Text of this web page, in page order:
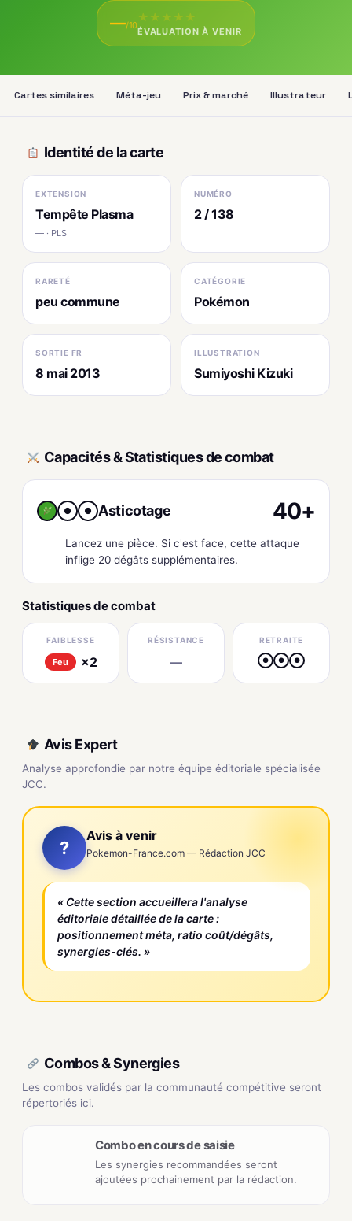
—/10
★ ★ ★ ★ ★
ÉVALUATION À VENIR
Cartes similaires Méta-jeu Prix & marché Illustrateur
Identité de la carte
EXTENSION
Tempête Plasma
— · PLS
NUMÉRO
2 / 138
RARETÉ
peu commune
CATÉGORIE
Pokémon
SORTIE FR
8 mai 2013
ILLUSTRATION
Sumiyoshi Kizuki
Capacités & Statistiques de combat
● ● Asticotage 40+
Lancez une pièce. Si c'est face, cette attaque
inflige 20 dégâts supplémentaires.
Statistiques de combat
FAIBLESSE
Feu ×2
RÉSISTANCE
—
RETRAITE
● ● ●
Avis Expert
Analyse approfondie par notre équipe éditoriale spécialisée
JCC.
?
Avis à venir
Pokemon-France.com — Rédaction JCC
« Cette section accueillera l'analyse
éditoriale détaillée de la carte :
positionnement méta, ratio coût/dégâts,
synergies-clés. »
Combos & Synergies
Les combos validés par la communauté compétitive seront
répertoriés ici.
Combo en cours de saisie
Les synergies recommandées seront
ajoutées prochainement par la rédaction.